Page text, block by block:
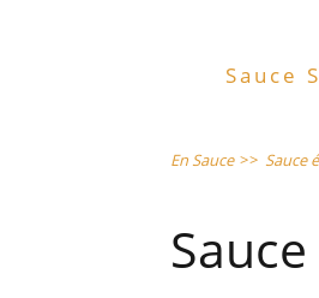
Sauce
En Sauce >> Sauce